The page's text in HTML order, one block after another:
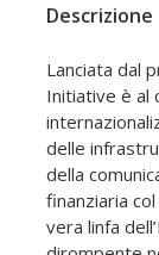
Descrizione
Lanciata dal
Initiative è al
delle
della
finanziaria
vera linfa